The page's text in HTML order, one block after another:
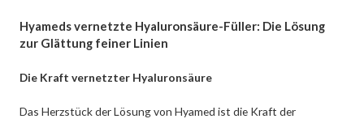
Hyameds vernetzte Hyaluronsäure-Füller: Die Lösung
zur Glättung feiner Linien
Die Kraft vernetzter Hyaluronsäure
Das Herzstück der Lösung von Hyamed ist die Kraft der